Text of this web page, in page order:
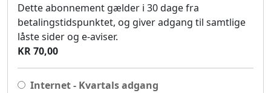
Dette abonnement gælder i 30 dage fra
betalingstidspunktet, og giver adgang til samtlige
låste sider og e-aviser.
KR 70,00
Internet - Kvartals adgang